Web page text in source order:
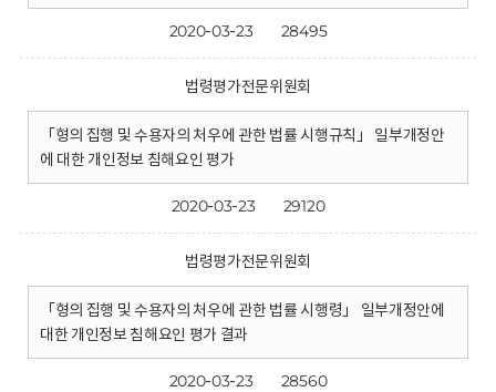
2020-03-23 28495
법령평가전문위원회
「형의 집행 및 수용자의 처우에 관한 법률 시행규칙」 일부개정안
에 대한 개인정보 침해요인 평가
2020-03-23 29120
법령평가전문위원회
「형의 집행 및 수용자의 처우에 관한 법률 시행령」 일부개정안에
대한 개인정보 침해요인 평가 결과
2020-03-23 28560